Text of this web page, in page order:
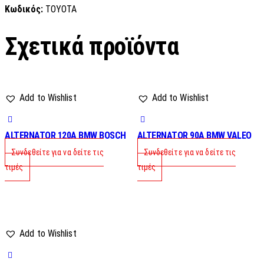
Κωδικός: TOYOTA
Σχετικά προϊόντα
Add to Wishlist
ALTERNATOR 120A BMW BOSCH
Συνδεθείτε για να δείτε τις
τιμές
Add to Wishlist
ALTERNATOR 90A BMW VALEO
Συνδεθείτε για να δείτε τις
τιμές
Add to Wishlist